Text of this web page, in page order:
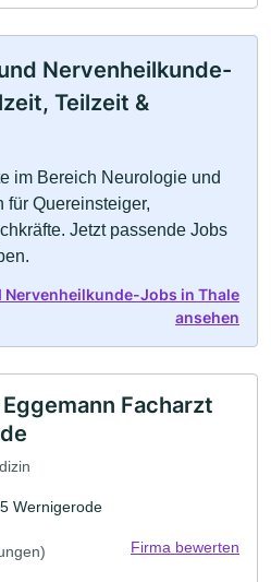
Nervenheilkunde-
Teilzeit &
im Bereich Neurologie und
für Quereinsteiger,
Jetzt passende Jobs
Jobs in Thale
ansehen
Facharzt
Wernigerode
Firma bewerten